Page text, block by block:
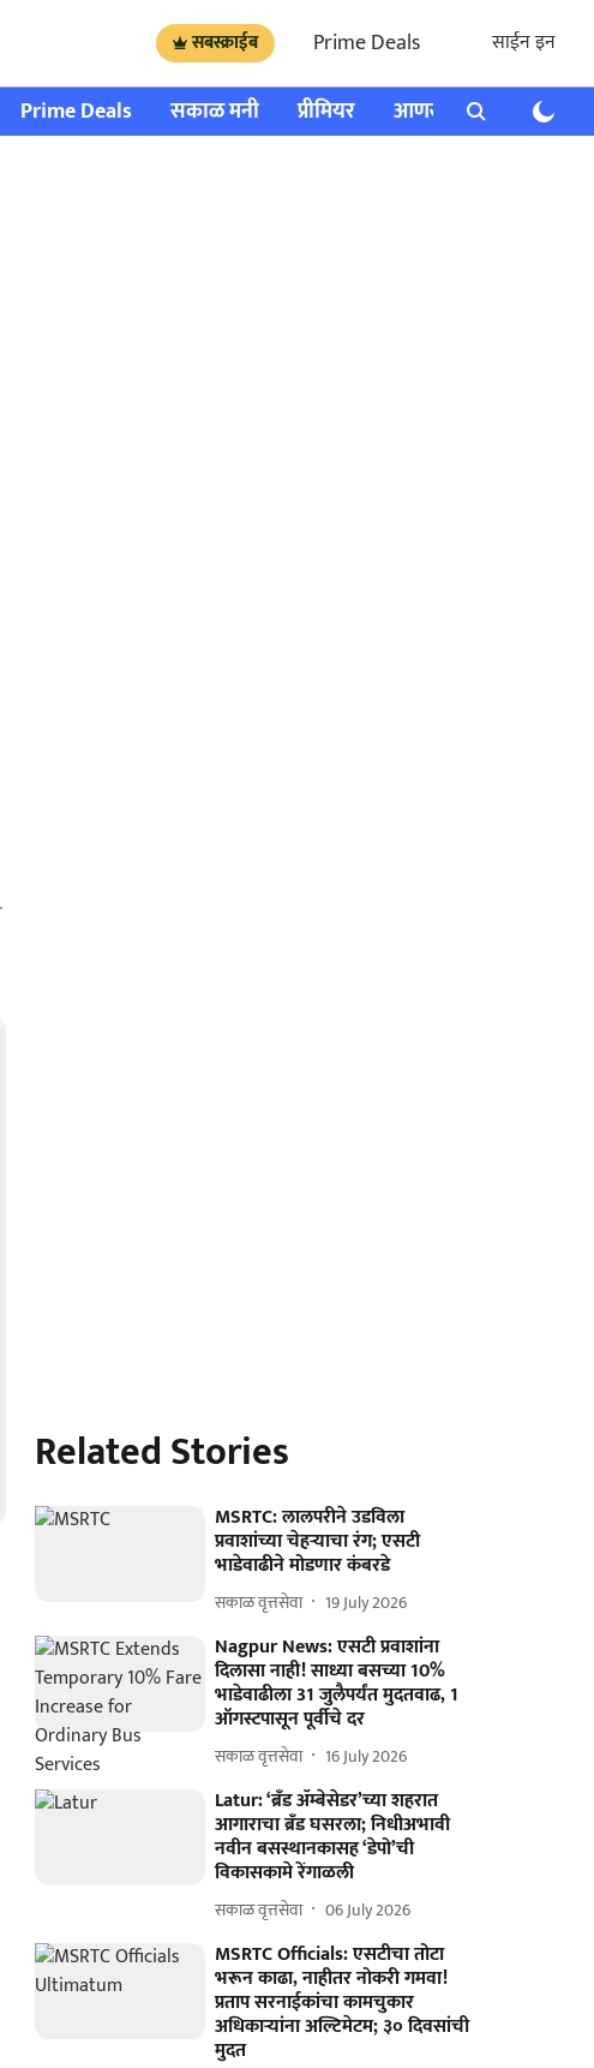
सबस्क्राईब Prime Deals साईन इन
Prime Deals सकाळ मनी प्रीमियर आणखी राशी भविष्य
Related Stories
MSRTC: लालपरीने उडविला
प्रवाशांच्या चेहऱ्याचा रंग; एसटी
भाडेवाढीने मोडणार कंबरडे
सकाळ वृत्तसेवा 19 July 2026
Nagpur News: एसटी प्रवाशांना
दिलासा नाही! साध्या बसच्या 10%
भाडेवाढीला 31 जुलैपर्यंत मुदतवाढ, 1
ऑगस्टपासून पूर्वीचे दर
सकाळ वृत्तसेवा 16 July 2026
Latur: ‘ब्रँड ॲम्बेसेडर’च्या शहरात
आगाराचा ब्रँड घसरला; निधीअभावी
नवीन बसस्थानकासह ‘डेपो’ची
विकासकामे रेंगाळली
सकाळ वृत्तसेवा 06 July 2026
MSRTC Officials: एसटीचा तोटा
भरून काढा, नाहीतर नोकरी गमवा!
प्रताप सरनाईकांचा कामचुकार
अधिकाऱ्यांना अल्टिमेटम; ३० दिवसांची
मुदत